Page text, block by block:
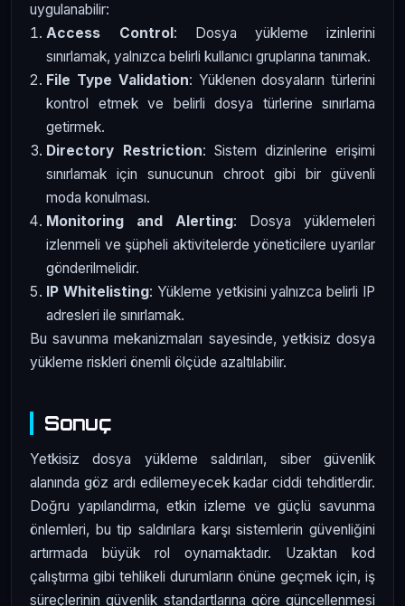
uygulanabilir:
Access Control: Dosya yükleme izinlerini
sınırlamak, yalnızca belirli kullanıcı gruplarına tanımak.
File Type Validation: Yüklenen dosyaların türlerini
kontrol etmek ve belirli dosya türlerine sınırlama
getirmek.
Directory Restriction: Sistem dizinlerine erişimi
sınırlamak için sunucunun chroot gibi bir güvenli
moda konulması.
Monitoring and Alerting: Dosya yüklemeleri
izlenmeli ve şüpheli aktivitelerde yöneticilere uyarılar
gönderilmelidir.
IP Whitelisting: Yükleme yetkisini yalnızca belirli IP
adresleri ile sınırlamak.
Bu savunma mekanizmaları sayesinde, yetkisiz dosya
yükleme riskleri önemli ölçüde azaltılabilir.
Sonuç
Yetkisiz dosya yükleme saldırıları, siber güvenlik
alanında göz ardı edilemeyecek kadar ciddi tehditlerdir.
Doğru yapılandırma, etkin izleme ve güçlü savunma
önlemleri, bu tip saldırılara karşı sistemlerin güvenliğini
artırmada büyük rol oynamaktadır. Uzaktan kod
çalıştırma gibi tehlikeli durumların önüne geçmek için, iş
süreçlerinin güvenlik standartlarına göre güncellenmesi